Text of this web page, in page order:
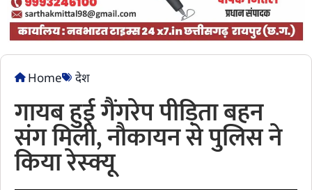
Home देश
गायब हुई गैंगरेप पीड़िता बहन
संग मिली, नौकायन से पुलिस ने
किया रेस्क्यू